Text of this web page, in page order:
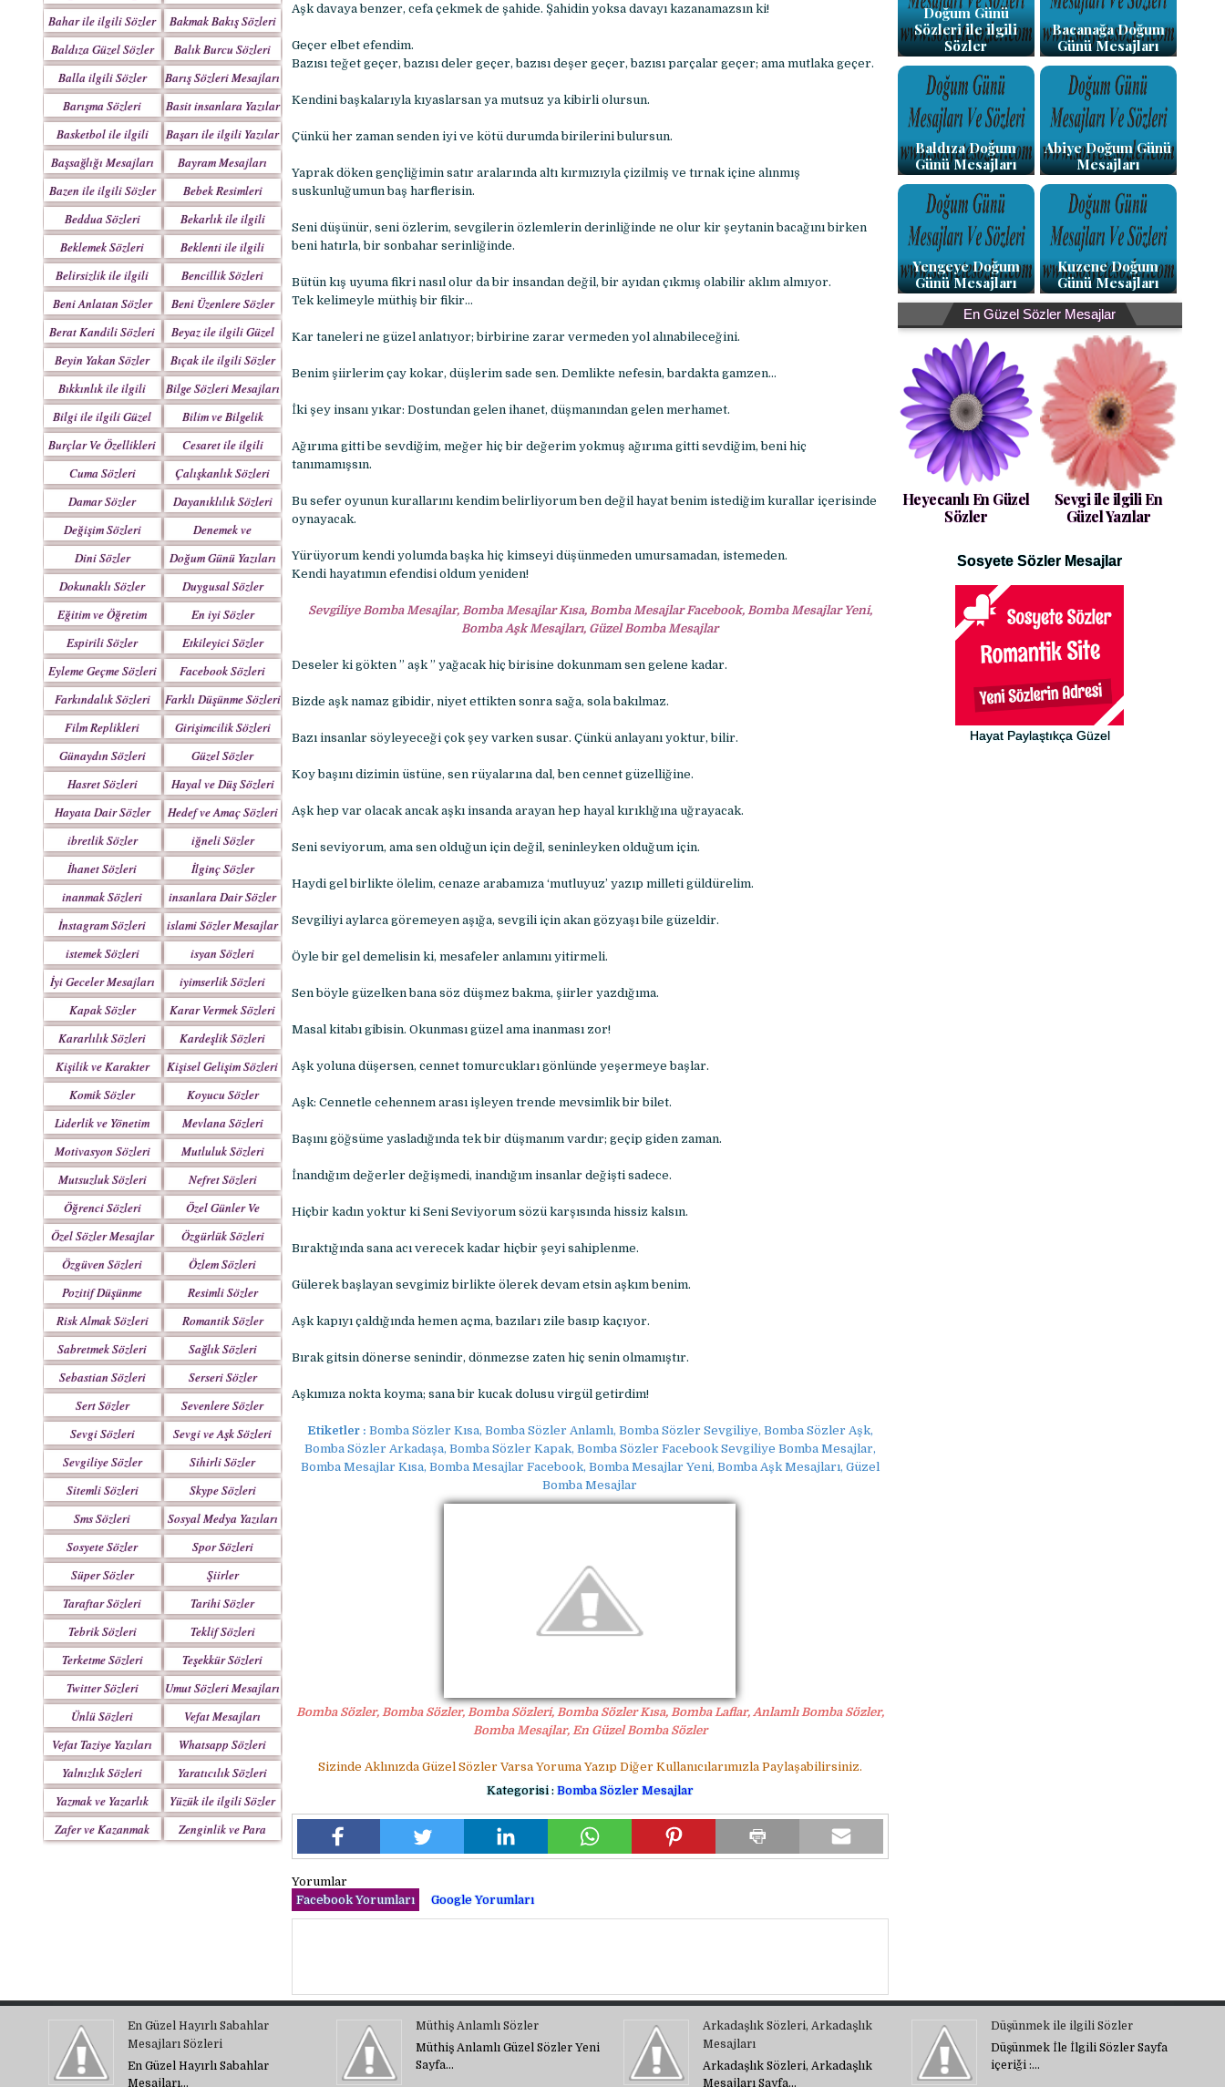
Yazılar
Bahar ile ilgili Sözler
Yazılar
Bakmak Bakış Sözleri
Baldıza Güzel Sözler
Balık Burcu Sözleri
Balla ilgili Sözler
Barış Sözleri Mesajları
Barışma Sözleri
Mesajları
Basit insanlara Yazılar
Basketbol ile ilgili
Sözler
Başarı ile ilgili Yazılar
Başsağlığı Mesajları
Bayram Mesajları
Sözleri
Bazen ile ilgili Sözler
Mesajlar
Bebek Resimleri
Beddua Sözleri
Mesajları
Bekarlık ile ilgili
Sözler
Beklemek Sözleri
Beklenti ile ilgili
Sözler
Belirsizlik ile ilgili
Sözler
Bencillik Sözleri
Mesajları
Beni Anlatan Sözler
Beni Üzenlere Sözler
Berat Kandili Sözleri
Mesajları
Beyaz ile ilgili Güzel
Sözler
Beyin Yakan Sözler
Bıçak ile ilgili Sözler
Bıkkınlık ile ilgili
Sözler
Bilge Sözleri Mesajları
Bilgi ile ilgili Güzel
Sözler
Bilim ve Bilgelik
Sözleri
Burçlar Ve Özellikleri
Cesaret ile ilgili
Yazılar
Cuma Sözleri
Çalışkanlık Sözleri
Damar Sözler
Dayanıklılık Sözleri
Değişim Sözleri
Denemek ve
Çabalamak Sözleri
Dini Sözler
Doğum Günü Yazıları
Dokunaklı Sözler
Duygusal Sözler
Eğitim ve Öğretim
Sözleri
En iyi Sözler
Espirili Sözler
Etkileyici Sözler
Eyleme Geçme Sözleri
Facebook Sözleri
Farkındalık Sözleri
Farklı Düşünme Sözleri
Film Replikleri
Girişimcilik Sözleri
Günaydın Sözleri
Güzel Sözler
Hasret Sözleri
Hayal ve Düş Sözleri
Hayata Dair Sözler
Hedef ve Amaç Sözleri
ibretlik Sözler
iğneli Sözler
İhanet Sözleri
İlginç Sözler
inanmak Sözleri
insanlara Dair Sözler
İnstagram Sözleri
islami Sözler Mesajlar
istemek Sözleri
isyan Sözleri
İyi Geceler Mesajları
iyimserlik Sözleri
Kapak Sözler
Karar Vermek Sözleri
Kararlılık Sözleri
Kardeşlik Sözleri
Kişilik ve Karakter
Sözleri
Kişisel Gelişim Sözleri
Komik Sözler
Koyucu Sözler
Liderlik ve Yönetim
Sözleri
Mevlana Sözleri
Motivasyon Sözleri
Mutluluk Sözleri
Mutsuzluk Sözleri
Nefret Sözleri
Öğrenci Sözleri
Özel Günler Ve
Haftalar
Özel Sözler Mesajlar
Özgürlük Sözleri
Özgüven Sözleri
Özlem Sözleri
Pozitif Düşünme
Sözleri
Resimli Sözler
Risk Almak Sözleri
Romantik Sözler
Sabretmek Sözleri
Sağlık Sözleri
Sebastian Sözleri
Serseri Sözler
Sert Sözler
Sevenlere Sözler
Sevgi Sözleri
Sevgi ve Aşk Sözleri
Sevgiliye Sözler
Sihirli Sözler
Sitemli Sözleri
Skype Sözleri
Sms Sözleri
Sosyal Medya Yazıları
Sosyete Sözler
Mesajlar
Spor Sözleri
Süper Sözler
Şiirler
Taraftar Sözleri
Tarihi Sözler
Tebrik Sözleri
Teklif Sözleri
Terketme Sözleri
Teşekkür Sözleri
Twitter Sözleri
Umut Sözleri Mesajları
Ünlü Sözleri
Vefat Mesajları
Vefat Taziye Yazıları
Whatsapp Sözleri
Yalnızlık Sözleri
Yaratıcılık Sözleri
Yazmak ve Yazarlık
Sözleri
Yüzük ile ilgili Sözler
Zafer ve Kazanmak
Sözleri
Zenginlik ve Para
Sözleri
Aşk davaya benzer, cefa çekmek de şahide. Şahidin yoksa davayı kazanamazsın ki!
Geçer elbet efendim.
Bazısı teğet geçer, bazısı deler geçer, bazısı deşer geçer, bazısı parçalar geçer; ama mutlaka geçer.
Kendini başkalarıyla kıyaslarsan ya mutsuz ya kibirli olursun.
Çünkü her zaman senden iyi ve kötü durumda birilerini bulursun.
Yaprak döken gençliğimin satır aralarında altı kırmızıyla çizilmiş ve tırnak içine alınmış
suskunluğumun baş harflerisin.
Seni düşünür, seni özlerim, sevgilerin özlemlerin derinliğinde ne olur kir şeytanin bacağını birken
beni hatırla, bir sonbahar serinliğinde.
Bütün kış uyuma fikri nasıl olur da bir insandan değil, bir ayıdan çıkmış olabilir aklım almıyor.
Tek kelimeyle müthiş bir fikir…
Kar taneleri ne güzel anlatıyor; birbirine zarar vermeden yol alınabileceğini.
Benim şiirlerim çay kokar, düşlerim sade sen. Demlikte nefesin, bardakta gamzen…
İki şey insanı yıkar: Dostundan gelen ihanet, düşmanından gelen merhamet.
Ağırıma gitti be sevdiğim, meğer hiç bir değerim yokmuş ağırıma gitti sevdiğim, beni hiç
tanımamışsın.
Bu sefer oyunun kurallarını kendim belirliyorum ben değil hayat benim istediğim kurallar içerisinde
oynayacak.
Yürüyorum kendi yolumda başka hiç kimseyi düşünmeden umursamadan, istemeden.
Kendi hayatımın efendisi oldum yeniden!
Sevgiliye Bomba Mesajlar, Bomba Mesajlar Kısa, Bomba Mesajlar Facebook, Bomba Mesajlar Yeni,
Bomba Aşk Mesajları, Güzel Bomba Mesajlar
Deseler ki gökten ” aşk ” yağacak hiç birisine dokunmam sen gelene kadar.
Bizde aşk namaz gibidir, niyet ettikten sonra sağa, sola bakılmaz.
Bazı insanlar söyleyeceği çok şey varken susar. Çünkü anlayanı yoktur, bilir.
Koy başını dizimin üstüne, sen rüyalarına dal, ben cennet güzelliğine.
Aşk hep var olacak ancak aşkı insanda arayan hep hayal kırıklığına uğrayacak.
Seni seviyorum, ama sen olduğun için değil, seninleyken olduğum için.
Haydi gel birlikte ölelim, cenaze arabamıza ‘mutluyuz’ yazıp milleti güldürelim.
Sevgiliyi aylarca göremeyen aşığa, sevgili için akan gözyaşı bile güzeldir.
Öyle bir gel demelisin ki, mesafeler anlamını yitirmeli.
Sen böyle güzelken bana söz düşmez bakma, şiirler yazdığıma.
Masal kitabı gibisin. Okunması güzel ama inanması zor!
Aşk yoluna düşersen, cennet tomurcukları gönlünde yeşermeye başlar.
Aşk: Cennetle cehennem arası işleyen trende mevsimlik bir bilet.
Başını göğsüme yasladığında tek bir düşmanım vardır; geçip giden zaman.
İnandığım değerler değişmedi, inandığım insanlar değişti sadece.
Hiçbir kadın yoktur ki Seni Seviyorum sözü karşısında hissiz kalsın.
Bıraktığında sana acı verecek kadar hiçbir şeyi sahiplenme.
Gülerek başlayan sevgimiz birlikte ölerek devam etsin aşkım benim.
Aşk kapıyı çaldığında hemen açma, bazıları zile basıp kaçıyor.
Bırak gitsin dönerse senindir, dönmezse zaten hiç senin olmamıştır.
Aşkımıza nokta koyma; sana bir kucak dolusu virgül getirdim!
Etiketler : Bomba Sözler Kısa, Bomba Sözler Anlamlı, Bomba Sözler Sevgiliye, Bomba Sözler Aşk,
Bomba Sözler Arkadaşa, Bomba Sözler Kapak, Bomba Sözler Facebook Sevgiliye Bomba Mesajlar,
Bomba Mesajlar Kısa, Bomba Mesajlar Facebook, Bomba Mesajlar Yeni, Bomba Aşk Mesajları, Güzel
Bomba Mesajlar
Bomba Sözler, Bomba Sözler, Bomba Sözleri, Bomba Sözler Kısa, Bomba Laflar, Anlamlı Bomba Sözler,
Bomba Mesajlar, En Güzel Bomba Sözler
Sizinde Aklınızda Güzel Sözler Varsa Yoruma Yazıp Diğer Kullanıcılarımızla Paylaşabilirsiniz.
Kategorisi : Bomba Sözler Mesajlar
Yorumlar
Facebook Yorumları
Google Yorumları
Doğum Günü
Sözleri ile ilgili
Sözler
Bacanağa Doğum
Günü Mesajları
Baldıza Doğum
Günü Mesajları
Abiye Doğum Günü
Mesajları
Yengeye Doğum
Günü Mesajları
Kuzene Doğum
Günü Mesajları
En Güzel Sözler Mesajlar
Heyecanlı En Güzel
Sözler
Sevgi ile ilgili En
Güzel Yazılar
Sosyete Sözler Mesajlar
Hayat Paylaştıkça Güzel
En Güzel Hayırlı Sabahlar
Mesajları Sözleri
En Güzel Hayırlı Sabahlar
Mesajları…
Müthiş Anlamlı Sözler
Müthiş Anlamlı Güzel Sözler Yeni
Sayfa…
Arkadaşlık Sözleri, Arkadaşlık
Mesajları
Arkadaşlık Sözleri, Arkadaşlık
Mesajları Sayfa…
Düşünmek ile ilgili Sözler
Düşünmek İle İlgili Sözler Sayfa
içeriği :…